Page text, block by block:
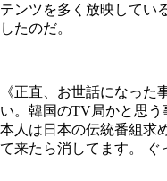
テンツを多く放映してい
したのだ。
《正直、お世話になった
い。韓国のTV局かと思う
本人は日本の伝統番組求
て来たら消してます。 ぐ